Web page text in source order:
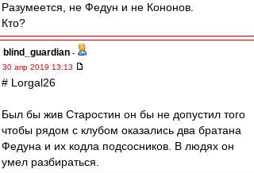
Разумеется, не Федун и не Кононов.
Кто?
blind_guardian -
30 апр 2019 13:13
# Lorgal26
Был бы жив Старостин он бы не допустил того
чтобы рядом с клубом оказались два братана
Федуна и их кодла подсосников. В людях он
умел разбираться.